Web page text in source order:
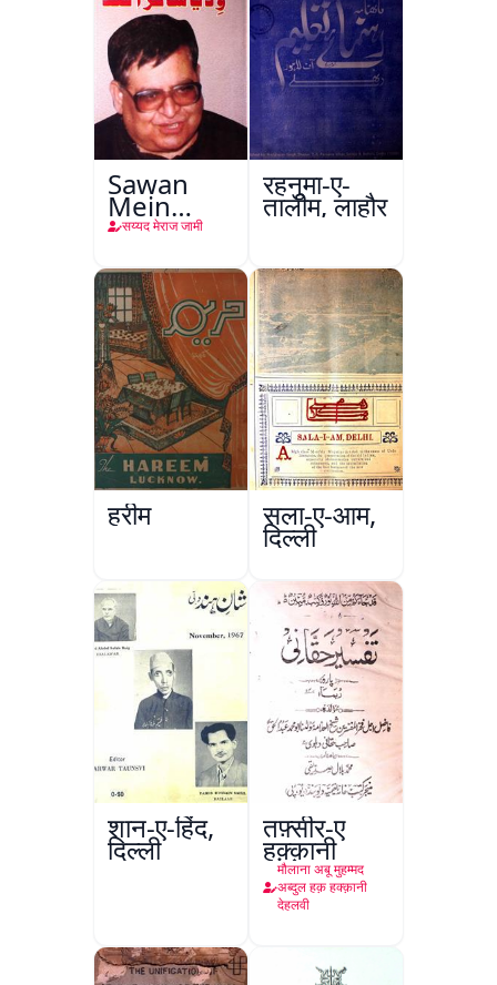
Sawan
Mein
Dhoop Ka
Viddiya
Sagar
Aanand
सय्यद मेराज जामी
रहनुमा-ए-
तालीम, लाहौर
हरीम सला-ए-आम,
दिल्ली
शान-ए-हिंद,
दिल्ली
तफ़्सीर-ए
हक़्क़ानी
मौलाना अबू मुहम्मद
अब्दुल हक़ हक्क़ानी
देहलवी